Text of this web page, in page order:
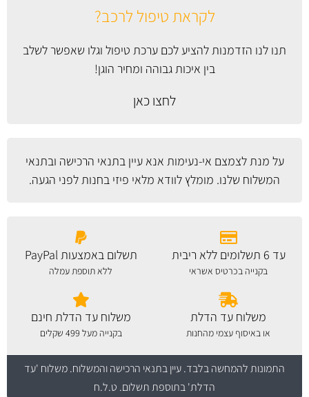
לקראת טיפול לרכב?
תנו לנו הזדמנות להציע לכם ערכת טיפול וגלו שאפשר לשלב
בין איכות גבוהה ומחיר הוגן!
לחצו כאן
על מנת לצמצם אי-נעימות אנא עייןבתנאי הרכישה ובתנאי
המשלוח שלנו. מומלץ לוודא מלאי פיזי בחנות לפני הגעה.
עד 6 תשלומים ללא ריבית
בקנייה בכרטיס אשראי
תשלום באמצעות PayPal
ללא תוספת עמלה
משלוח עד הדלת
או באיסוף עצמי מהחנות
משלוח עד הדלת חינם
בקנייה מעל 499 שקלים
התמונות להמחשה בלבד.עיין בתנאי הרכישה והמשלוח. משלוח 'עד
הדלת' בתוספת תשלום. ט.ל.ח